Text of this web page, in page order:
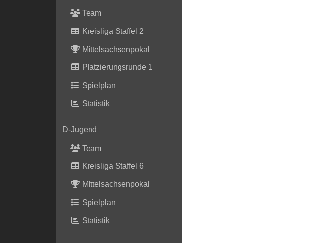
Team
Kreisliga Staffel 2
Mittelsachsenpokal
Platzierungsrunde 1
Spielplan
Statistik
D-Jugend
Team
Kreisliga Staffel 6
Mittelsachsenpokal
Spielplan
Statistik